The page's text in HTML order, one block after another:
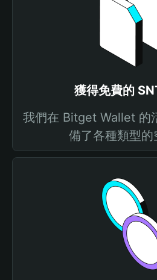
獲得免費的
我們在 Bitget Wallet 的
備了各種類型的